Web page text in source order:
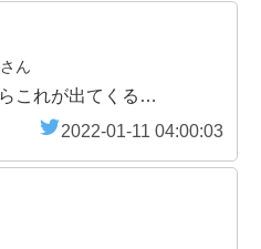
さん
これが出てくる…
2022-01-11 04:00:03